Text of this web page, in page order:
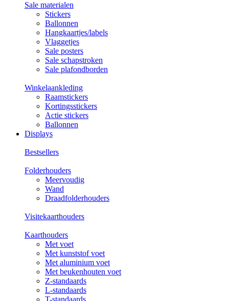
Sale materialen
Stickers
Ballonnen
Hangkaartjes/labels
Vlaggetjes
Sale posters
Sale schapstroken
Sale plafondborden
Winkelaankleding
Raamstickers
Kortingsstickers
Actie stickers
Ballonnen
Displays
Bestsellers
Folderhouders
Meervoudig
Wand
Draadfolderhouders
Visitekaarthouders
Kaarthouders
Met voet
Met kunststof voet
Met aluminium voet
Met beukenhouten voet
Z-standaards
L-standaards
T-standaards